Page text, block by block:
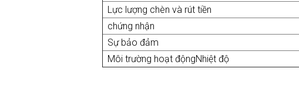
Lực lượng chèn và rút tiền
chứng nhận
Sự bảo đảm
Môi trường hoạt độngNhiệt độ